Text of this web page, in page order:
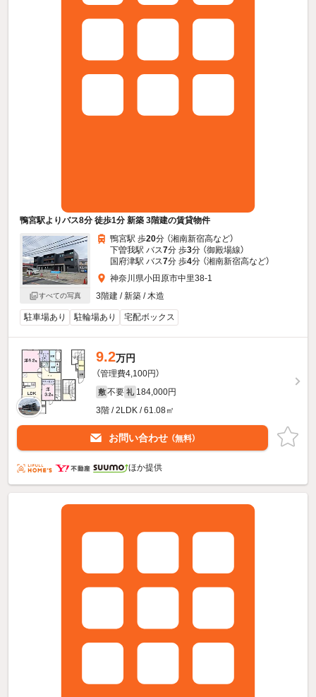
鴨宮駅よりバス8分 徒歩1分 新築 3階建の賃貸物件
すべての写真
鴨宮駅 歩20分 （湘南新宿高など）
下曽我駅 バス7分 歩3分 （御殿場線）
国府津駅 バス7分 歩4分 （湘南新宿高など）
神奈川県小田原市中里38-1
3階建 / 新築 / 木造
駐車場あり 駐輪場あり 宅配ボックス
9.2万円
（管理費4,100円）
敷 不要 礼 184,000円
3階 / 2LDK / 61.08㎡
お問い合わせ （無料）
ほか提供